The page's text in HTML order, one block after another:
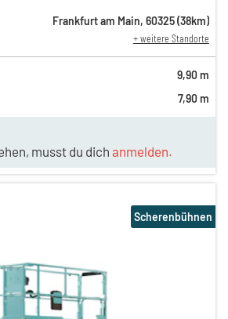
musst du dich anmelden.
Frankfurt am Main, 60325(38km)
+ weitere Standorte
9,90 m
7,90 m
Scherenbühnen